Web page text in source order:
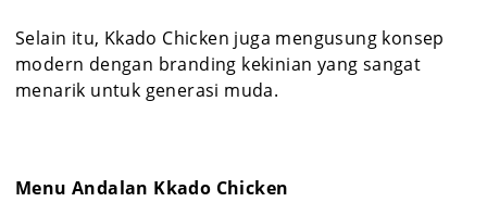
Selain itu, Kkado Chicken juga mengusung konsep
modern dengan branding kekinian yang sangat
menarik untuk generasi muda.
Menu Andalan Kkado Chicken